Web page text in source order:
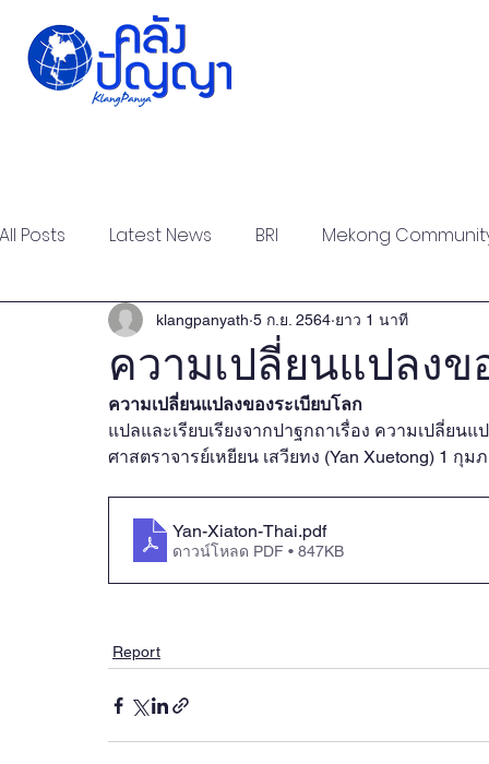
All Posts Latest News BRI Mekong
Strategic Forum Think Tank Forum
Research Articles
OBOR Monitor East & Southeast Asia Monitor
Activities video2022 video2021
video2016 video2015 video2014
ความเปลี่ยนแปลงข
klangpanyath 5 ก.ย. 2564 ยาว 1 นาที
ความเปลี่ยนแปลงของระเบียบโลก
แปลและเรียบเรียงจากปาฐกถาเรื่อง ความเปลี่ยน
ศาสตราจารย์เหยียน เสวียทง (Yan Xuetong) 1 กุม
Yan-Xiaton-Thai.pdf
ดาวน์โหลด PDF • 847KB
Report